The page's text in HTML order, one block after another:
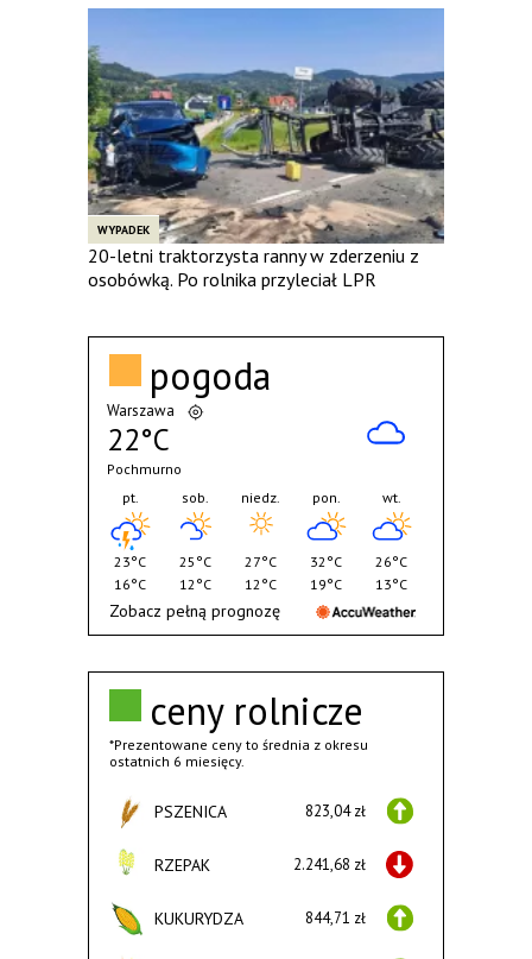
WYPADEK
20-letni traktorzysta ranny w zderzeniu z
osobówką. Po rolnika przyleciał LPR
ceny rolnicze
*Prezentowane ceny to średnia z okresu
ostatnich 6 miesięcy.
PSZENICA 823,04 zł
RZEPAK 2.241,68 zł
KUKURYDZA 844,71 zł
pogoda
Warszawa
22°C
Pochmurno
pt.
23°C
16°C
sob.
25°C
12°C
niedz.
27°C
12°C
pon.
32°C
19°C
wt.
26°C
13°C
Zobacz pełną prognozę